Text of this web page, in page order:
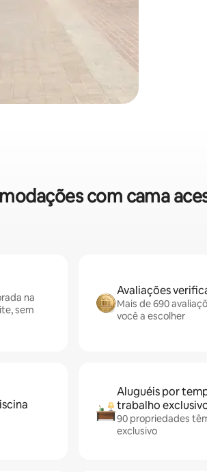
com cama
na
sem
Avaliações
Mais de 690
você a escolher
Aluguéis por
trabalho
90 propriedades
exclusivo